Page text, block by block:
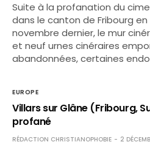
Suite à la profanation du
dans le canton de Fribourg en
novembre dernier, le mur
et neuf urnes cinéraires
abandonnées, certaines
EUROPE
Villars sur Glâne (Fribourg,
profané
RÉDACTION CHRISTIANOPHOBIE 2